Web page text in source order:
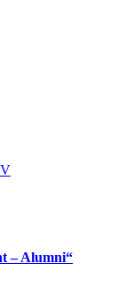
– Alumni“